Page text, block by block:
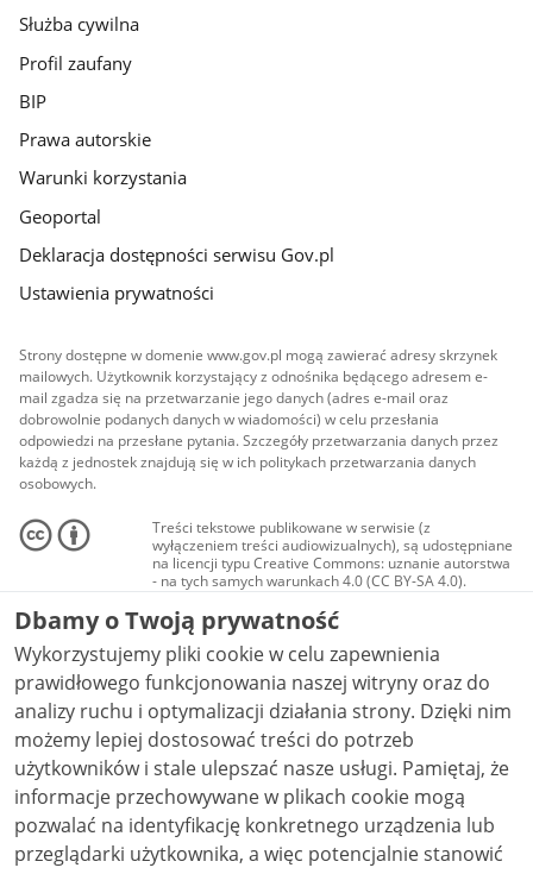
Służba cywilna
Profil zaufany
BIP
Prawa autorskie
Warunki korzystania
Geoportal
Deklaracja dostępności serwisu Gov.pl
Ustawienia prywatności
Strony dostępne w domenie www.gov.pl mogą zawierać adresy skrzynek
mailowych. Użytkownik korzystający z odnośnika będącego adresem e-
mail zgadza się na przetwarzanie jego danych (adres e-mail oraz
dobrowolnie podanych danych w wiadomości) w celu przesłania
odpowiedzi na przesłane pytania. Szczegóły przetwarzania danych przez
każdą z jednostek znajdują się w ich politykach przetwarzania danych
osobowych.
Treści tekstowe publikowane w serwisie (z
wyłączeniem treści audiowizualnych), są udostępniane
na licencji typu Creative Commons: uznanie autorstwa
- na tych samych warunkach 4.0 (CC BY-SA 4.0).
Materiały audiowizualne, w tym zdjęcia, materiały
audio i wideo, są udostępniane na licencji typu
Creative Commons: uznanie autorstwa użycie
niekomercyjne - bez utworów zależnych 4.0 (CC BY-
NC-ND 4.0), o ile nie jest to stwierdzone inaczej.
Dbamy o Twoją prywatność
Wykorzystujemy pliki cookie w celu zapewnienia
prawidłowego funkcjonowania naszej witryny oraz do
analizy ruchu i optymalizacji działania strony. Dzięki nim
możemy lepiej dostosować treści do potrzeb
użytkowników i stale ulepszać nasze usługi. Pamiętaj, że
informacje przechowywane w plikach cookie mogą
pozwalać na identyfikację konkretnego urządzenia lub
przeglądarki użytkownika, a więc potencjalnie stanowić